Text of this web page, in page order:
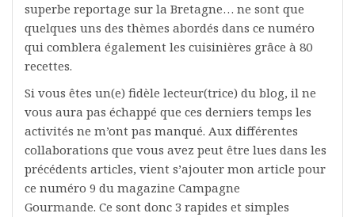
superbe reportage sur la Bretagne… ne sont que
quelques uns des thèmes abordés dans ce numéro
qui comblera également les cuisinières grâce à 80
recettes.
Si vous êtes un(e) fidèle lecteur(trice) du blog, il ne
vous aura pas échappé que ces derniers temps les
activités ne m’ont pas manqué. Aux différentes
collaborations que vous avez peut être lues dans les
précédents articles, vient s’ajouter mon article pour
ce numéro 9 du magazine Campagne
Gourmande. Ce sont donc 3 rapides et simples